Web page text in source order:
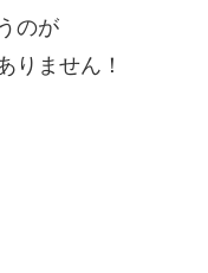
のが
りません！